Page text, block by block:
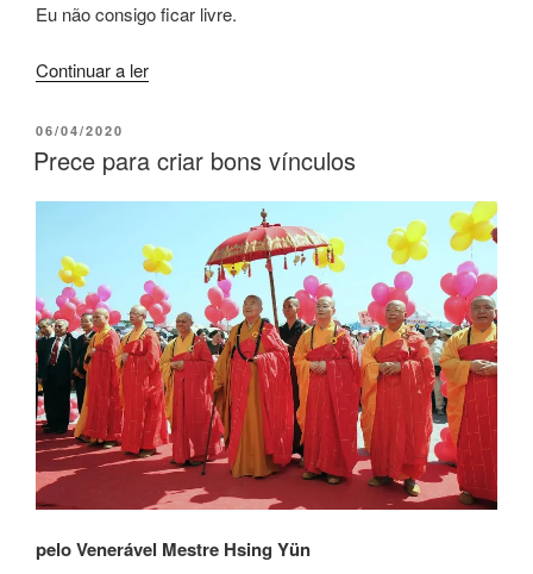
Eu não consigo ficar livre.
Continuar a ler
06/04/2020
Prece para criar bons vínculos
pelo Venerável Mestre Hsing Yün